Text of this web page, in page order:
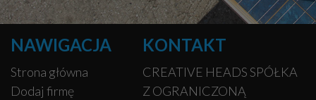
NAWIGACJA
Strona główna
Dodaj firmę
KONTAKT
CREATIVE HEADS SPÓŁKA
Z OGRANICZONĄ